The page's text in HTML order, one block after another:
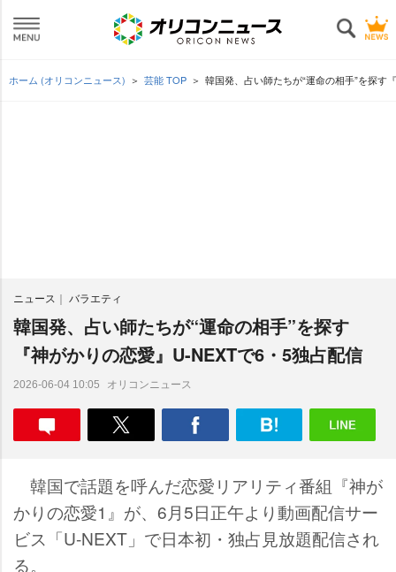
ホーム (オリコンニュース) 芸能 TOP 韓国発、占い師たちが“運命の相手”を探す
ニュース バラエティ
韓国発、占い師たちが“運命の相手”を探す
『神がかりの恋愛』U-NEXTで6・5独占配信
2026-06-04 10:05 オリコンニュース
韓国で話題を呼んだ恋愛リアリティ番組『神が
かりの恋愛1』が、6月5日正午より動画配信サー
ビス「U-NEXT」で日本初・独占見放題配信され
る。